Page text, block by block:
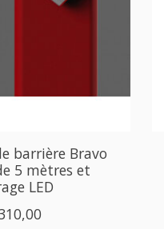
barrière Bravo
5 mètres et
LED